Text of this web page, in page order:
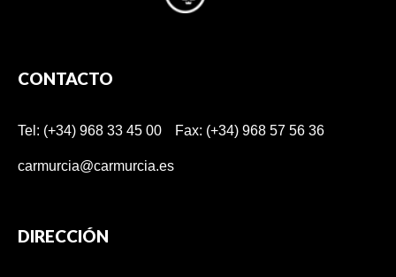
CONTACTO
Tel: (+34) 968 33 45 00 Fax: (+34) 968 57 56 36
carmurcia@carmurcia.es
DIRECCIÓN